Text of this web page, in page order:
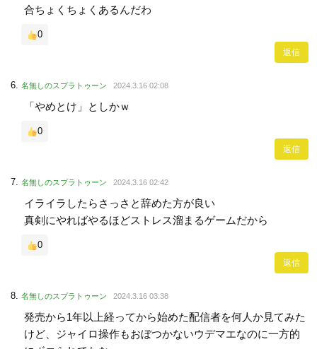
合ちょくちょくあるんだわ
0
返信
名無しのスプラトゥーン 2024.3.16 02:08
「やめとけ」としかｗ
0
返信
名無しのスプラトゥーン 2024.3.16 02:42
イライラしたらさっさと辞めた方が良い
真剣にやればやるほどストレス溜まるゲームだから
0
返信
名無しのスプラトゥーン 2024.3.16 03:38
発売から1年以上経ってから始めた配信者を何人か見てみた
けど、ジャイロ操作もおぼつかないウデマエなのに一方的